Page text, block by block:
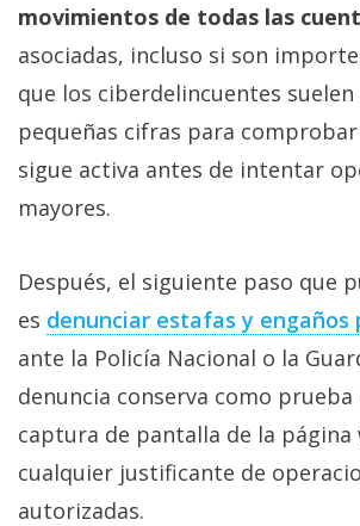
movimientos de todas las
asociadas, incluso si son
que los ciberdelincuentes
pequeñas cifras para
sigue activa antes de intentar
mayores.
Después, el siguiente paso que
es denunciar estafas y
ante la Policía Nacional o la
denuncia conserva como prueba
captura de pantalla de la página
cualquier justificante de
autorizadas.